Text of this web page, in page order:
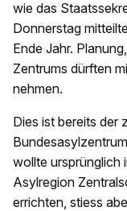
wie das
Donnerstag
Ende Jahr.
Zentrums dürften
nehmen.
Dies ist bereits der
wollte ursprünglich
Asylregion
errichten, stiess